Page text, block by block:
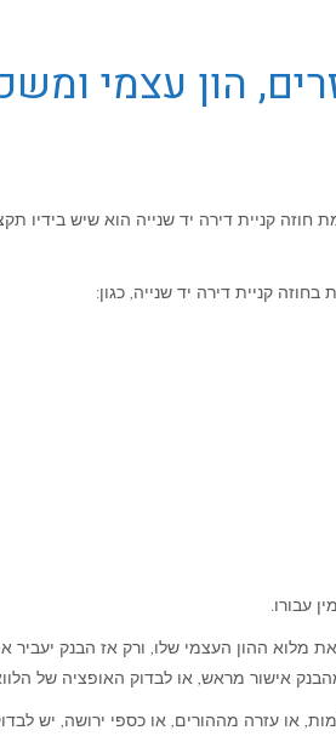
הון עצמי
חוזה קניית דירה יד שנייה הוא שיש בידיו
קניית דירה יד שנייה, כגון:
עבורו.
מלוא ההון העצמי שלו, ורק אז הבנק
אישור מראש, או לבדוק האופציה של
או עזרה מההורים, או כספי ירושה, יש